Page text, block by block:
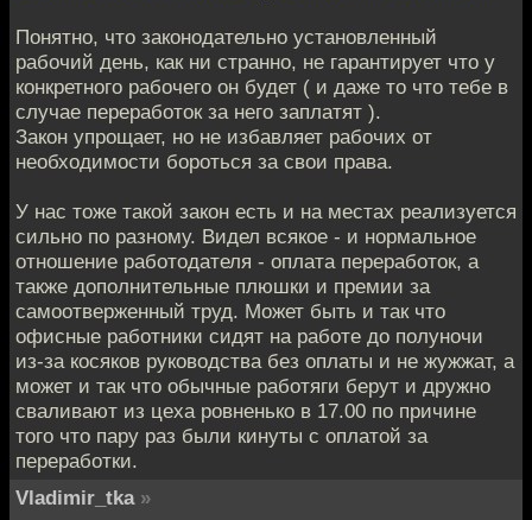
Понятно, что законодательно установленный
рабочий день, как ни странно, не гарантирует что у
конкретного рабочего он будет ( и даже то что тебе в
случае переработок за него заплатят ).
Закон упрощает, но не избавляет рабочих от
необходимости бороться за свои права.
У нас тоже такой закон есть и на местах реализуется
сильно по разному. Видел всякое - и нормальное
отношение работодателя - оплата переработок, а
также дополнительные плюшки и премии за
самоотверженный труд. Может быть и так что
офисные работники сидят на работе до полуночи
из-за косяков руководства без оплаты и не жужжат, а
может и так что обычные работяги берут и дружно
сваливают из цеха ровненько в 17.00 по причине
того что пару раз были кинуты с оплатой за
переработки.
Vladimir_tka »